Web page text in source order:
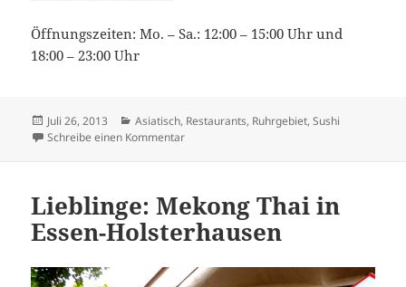
Öffnungszeiten: Mo. – Sa.: 12:00 – 15:00 Uhr und
18:00 – 23:00 Uhr
Veröffentlicht
am
Juli 26, 2013 Kategorien
Asiatisch, Restaurants, Ruhrgebiet,Sushi
Schreibe einen Kommentarzu Mittagspause: Sushi im Red Sun in
Lieblinge: Mekong Thai in
Essen-Holsterhausen